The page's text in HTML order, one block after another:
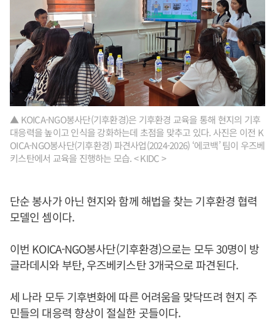
▲ KOICA-NGO봉사단(기후환경)은 기후환경 교육을 통해 현지의 기후
대응력을 높이고 인식을 강화하는데 초점을 맞추고 있다. 사진은 이전 K
OICA-NGO봉사단(기후환경) 파견사업(2024-2026) ‘에코백’ 팀이 우즈베
키스탄에서 교육을 진행하는 모습. < KIDC >
단순 봉사가 아닌 현지와 함께 해법을 찾는 기후환경 협력
모델인 셈이다.
이번 KOICA-NGO봉사단(기후환경)으로는 모두 30명이 방
글라데시와 부탄, 우즈베키스탄 3개국으로 파견된다.
세 나라 모두 기후변화에 따른 어려움을 맞닥뜨려 현지 주
민들의 대응력 향상이 절실한 곳들이다.